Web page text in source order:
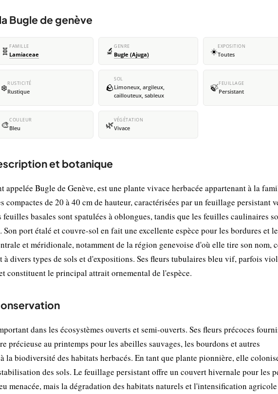
Bugle de genève
🧬 FAMILLE
Lamiaceae 🔬 GENRE
Bugle (Ajuga) ☀️EXPOSITION
Toutes
❄️RUSTICITÉ
Rustique 🪨
SOL
Limoneux, argileux,
caillouteux, sableux
🍃FEUILLAGE
Persistant
🎨COULEUR
Bleu 🌿VÉGÉTATION
Vivace
et botanique
appelée Bugle de Genève, est une plante vivace herbacée appartenant à la
compactes de 20 à 40 cm de hauteur, caractérisées par un feuillage persistant
basales sont spatulées à oblongues, tandis que les feuilles caulinaires
port étalé et couvre-sol en fait une excellente espèce pour les bordures et
et méridionale, notamment de la région genevoise d'où elle tire son nom,
à divers types de sols et d'expositions. Ses fleurs tubulaires bleu vif, parfois
constituent le principal attrait ornemental de l'espèce.
dans les écosystèmes ouverts et semi-ouverts. Ses fleurs précoces
précieuse au printemps pour les abeilles sauvages, les bourdons et autres
biodiversité des habitats herbacés. En tant que plante pionnière, elle
des sols. Le feuillage persistant offre un couvert hivernale pour les
menacée, mais la dégradation des habitats naturels et l'intensification agricole